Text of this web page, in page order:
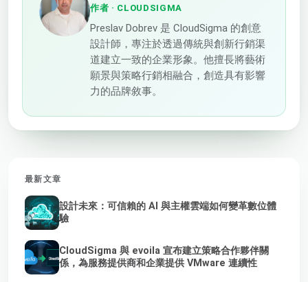
作者 · CLOUDSIGMA
Preslav Dobrev 是 CloudSigma 的創意
設計師，專注於透過傳統與創新行銷渠
道建立一致的企業形象。他擅長將藝術
願景與策略行銷相融合，創造具有影響
力的品牌敘事。
最新文章
設計未來：可信賴的 AI 與主權雲端如何變革數位體
驗
CloudSigma 與 evoila 宣布建立策略合作夥伴關
係，為服務提供商和企業提供 VMware 連續性